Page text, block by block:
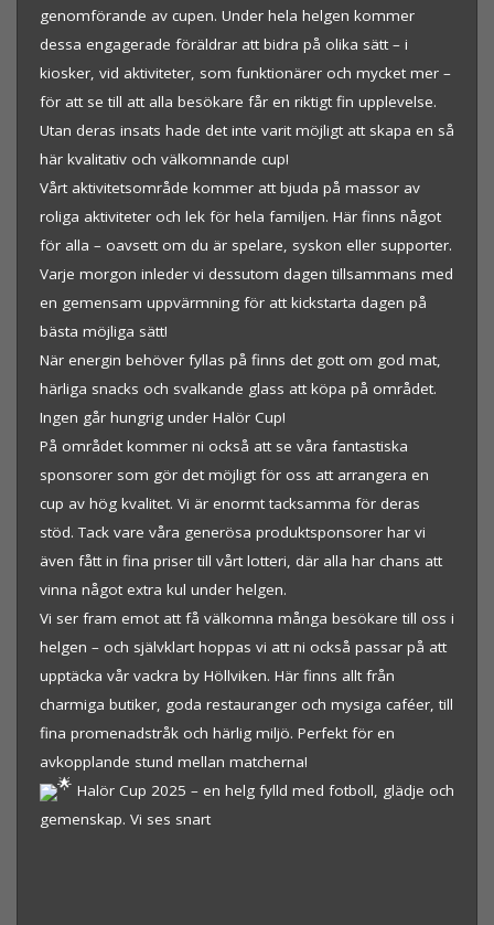
genomförande av cupen. Under hela helgen kommer
dessa engagerade föräldrar att bidra på olika sätt – i
kiosker, vid aktiviteter, som funktionärer och mycket mer –
för att se till att alla besökare får en riktigt fin upplevelse.
Utan deras insats hade det inte varit möjligt att skapa en så
här kvalitativ och välkomnande cup!
Vårt aktivitetsområde kommer att bjuda på massor av
roliga aktiviteter och lek för hela familjen. Här finns något
för alla – oavsett om du är spelare, syskon eller supporter.
Varje morgon inleder vi dessutom dagen tillsammans med
en gemensam uppvärmning för att kickstarta dagen på
bästa möjliga sätt!
När energin behöver fyllas på finns det gott om god mat,
härliga snacks och svalkande glass att köpa på området.
Ingen går hungrig under Halör Cup!
På området kommer ni också att se våra fantastiska
sponsorer som gör det möjligt för oss att arrangera en
cup av hög kvalitet. Vi är enormt tacksamma för deras
stöd. Tack vare våra generösa produktsponsorer har vi
även fått in fina priser till vårt lotteri, där alla har chans att
vinna något extra kul under helgen.
Vi ser fram emot att få välkomna många besökare till oss i
helgen – och självklart hoppas vi att ni också passar på att
upptäcka vår vackra by Höllviken. Här finns allt från
charmiga butiker, goda restauranger och mysiga caféer, till
fina promenadstråk och härlig miljö. Perfekt för en
avkopplande stund mellan matcherna!
Halör Cup 2025 – en helg fylld med fotboll, glädje och
gemenskap. Vi ses snart